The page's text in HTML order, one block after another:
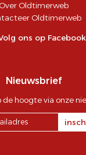
Over Oldtimerweb
Oldtimerweb
ons op Facebook
Nieuwsbrief
de hoogte via onze